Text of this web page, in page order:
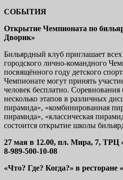
СОБЫТИЯ
Открытие Чемпионата по
Дворик»
Бильярдный клуб приглашает
городского лично-командного
посвящённого году детского
Чемпионате могут принять
человек бесплатно. Соревнования
несколько этапов в различных
пирамида», «комбинированная
пирамида», «классическая
состоится открытие школы
27 мая в 12.00, пл. Мира, 7, ТРЦ
8-989-500-10-08
«Что? Где? Когда?» в ресторане